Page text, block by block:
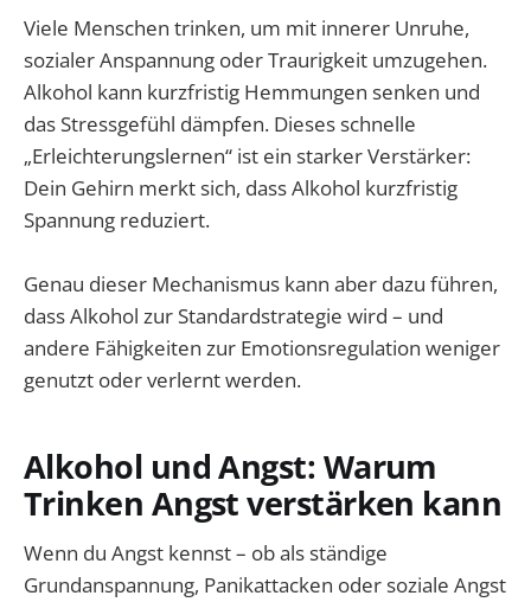
Viele Menschen trinken, um mit innerer Unruhe,
sozialer Anspannung oder Traurigkeit umzugehen.
Alkohol kann kurzfristig Hemmungen senken und
das Stressgefühl dämpfen. Dieses schnelle
„Erleichterungslernen“ ist ein starker Verstärker:
Dein Gehirn merkt sich, dass Alkohol kurzfristig
Spannung reduziert.
Genau dieser Mechanismus kann aber dazu führen,
dass Alkohol zur Standardstrategie wird – und
andere Fähigkeiten zur Emotionsregulation weniger
genutzt oder verlernt werden.
Alkohol und Angst: Warum
Trinken Angst verstärken kann
Wenn du Angst kennst – ob als ständige
Grundanspannung, Panikattacken oder soziale Angst